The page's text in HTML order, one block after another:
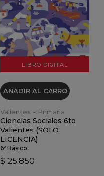
LIBRO DIGITAL
VER DETALLES
AÑADIR AL CARRO
Valientes - Primaria
Ciencias Sociales 6to
Valientes (SOLO
LICENCIA)
6º Básico
$ 25.850